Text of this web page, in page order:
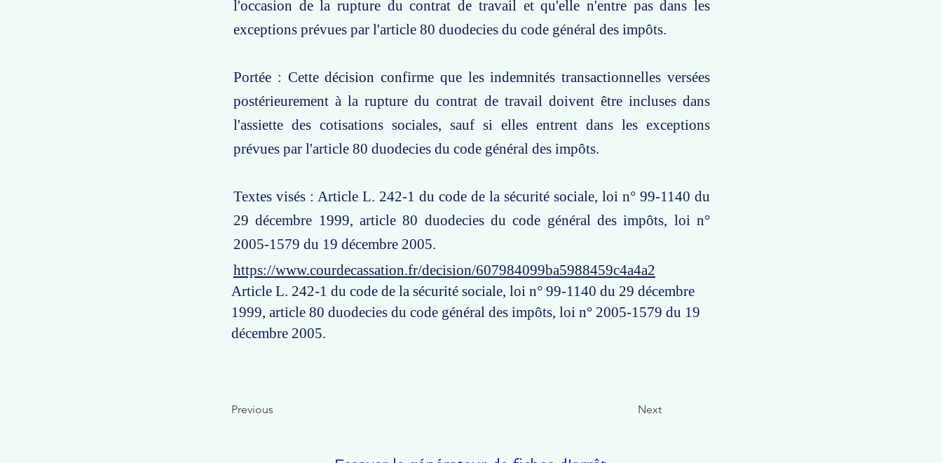
l'occasion de la rupture du contrat de travail et qu'elle n'entre pas dans les
exceptions prévues par l'article 80 duodecies du code général des impôts.
Portée : Cette décision confirme que les indemnités transactionnelles versées
postérieurement à la rupture du contrat de travail doivent être incluses dans
l'assiette des cotisations sociales, sauf si elles entrent dans les exceptions
prévues par l'article 80 duodecies du code général des impôts.
Textes visés : Article L. 242-1 du code de la sécurité sociale, loi n° 99-1140 du
29 décembre 1999, article 80 duodecies du code général des impôts, loi n°
2005-1579 du 19 décembre 2005.
https://www.courdecassation.fr/decision/607984099ba5988459c4a4a2
Article L. 242-1 du code de la sécurité sociale, loi n° 99-1140 du 29 décembre
1999, article 80 duodecies du code général des impôts, loi n° 2005-1579 du 19
décembre 2005.
Previous Next